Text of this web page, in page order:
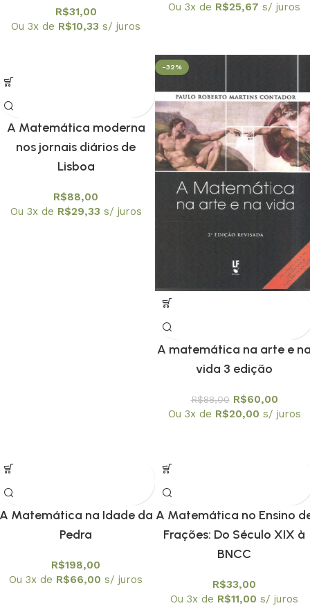
R$31,00
Ou 3x de R$10,33 s/ juros
Ou 3x de R$25,67 s/ juros
A Matemática moderna
nos jornais diários de
Lisboa
R$88,00
Ou 3x de R$29,33 s/ juros
-32%
A matemática na arte e
vida 3 edição
R$88,00 R$60,00
Ou 3x de R$20,00 s/ juros
Matemática na Idade da
Pedra
R$198,00
Ou 3x de R$66,00 s/ juros
A Matemática no Ensino
Frações: Do Século XIX à
BNCC
R$33,00
Ou 3x de R$11,00 s/ juros